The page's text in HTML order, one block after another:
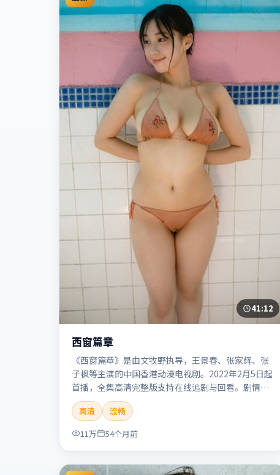
41:12
西窗篇章
《西窗篇章》是由文牧野执导，王景春、张家辉、张
子枫等主演的中国香港动漫电视剧。2022年2月5日起
首播，全集高清完整版支持在线追剧与回看。剧情与
看点：画风鲜明，想象力丰富，剧情适合青少年与动
画爱好者。本片适合检索「西窗篇章」「文牧野」
「动漫」「中国香港」「2022」「2022-02-05上
映」等关键词的影迷阅读简介与主创信息。
高清
流畅
11万
54个月前